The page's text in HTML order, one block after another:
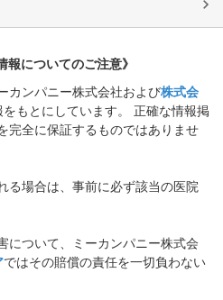
報についてのご注意》
カンパニー株式会社および株式会
もとにしています。 正確な情報掲
完全に保証するものではありませ
る場合は、事前に必ず該当の医院
について、ミーカンパニー株式会
ではその賠償の責任を一切負わない